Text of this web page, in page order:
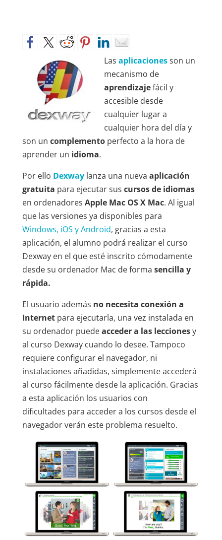
Las aplicacionesson un
mecanismo de
aprendizajefácil y
accesible desde
cualquier lugar a
cualquier hora del día y
son un complementoperfecto a la hora de
aprender un idioma.
Por ello Dexwaylanza una nueva aplicación
gratuita para ejecutar sus cursos de idiomas
en ordenadores Apple Mac OS X Mac. Al igual
que las versiones ya disponibles para
Windows, iOS y Android, gracias a esta
aplicación, el alumno podrá realizar el curso
Dexway en el que esté inscrito cómodamente
desde su ordenador Mac de forma sencilla y
rápida.
El usuario además no necesita conexión a
Internetpara ejecutarla, una vez instalada en
su ordenador puedeacceder a las leccionesy
al curso Dexway cuando lo desee. Tampoco
requiere configurar el navegador, ni
instalaciones añadidas, simplemente accederá
al curso fácilmente desde la aplicación. Gracias
a esta aplicación los usuarios con
dificultades para acceder a los cursos desde el
navegador verán este problema resuelto.